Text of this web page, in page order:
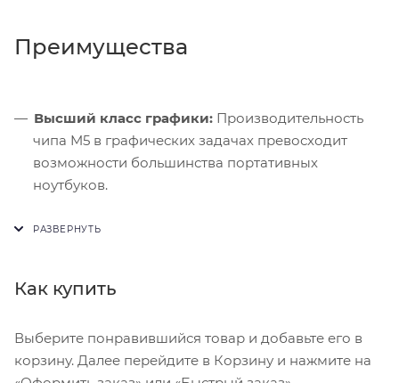
Преимущества
Высший класс графики: Производительность
чипа M5 в графических задачах превосходит
возможности большинства портативных
ноутбуков.
обеспечивает точечную подсветку пикселей для
Мобильная студия:
сценарии профессиональной работы с
интерфейсом.
Как купить
Выберите понравившийся товар и добавьте его в
корзину. Далее перейдите в Корзину и нажмите на